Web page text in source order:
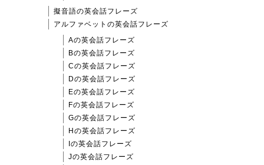
擬音語の英会話フレーズ
アルファベットの英会話フレーズ
Aの英会話フレーズ
Bの英会話フレーズ
Cの英会話フレーズ
Dの英会話フレーズ
Eの英会話フレーズ
Fの英会話フレーズ
Gの英会話フレーズ
Hの英会話フレーズ
Iの英会話フレーズ
Jの英会話フレーズ